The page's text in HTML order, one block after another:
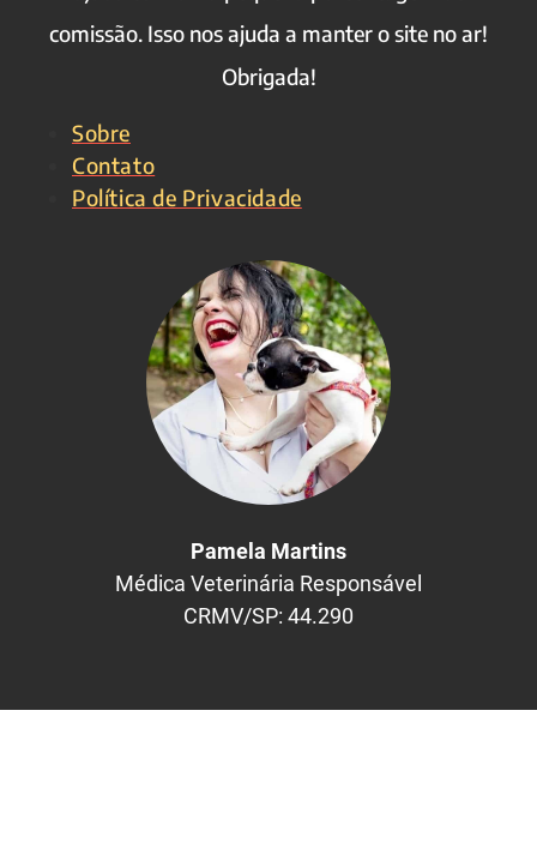
comissão. Isso nos ajuda a manter o site no ar!
Obrigada!
Sobre
Contato
Política de Privacidade
Pamela Martins
Médica Veterinária Responsável
CRMV/SP: 44.290